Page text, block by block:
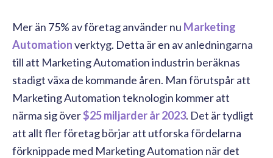
Mer än 75% av företag använder nu Marketing
Automationverktyg. Detta är en av anledningarna
till att Marketing Automation industrin beräknas
stadigt växa de kommande åren. Man förutspår att
Marketing Automation teknologin kommer att
närma sig över$25 miljarder år 2023. Det är tydligt
att allt fler företag börjar att utforska fördelarna
förknippade med Marketing Automation när det